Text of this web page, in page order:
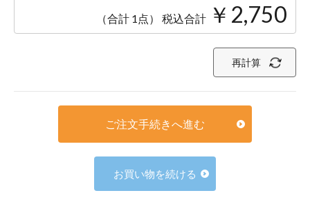
（合計 1点） 税込合計 ￥2,750
再計算
ご注文手続きへ進む
お買い物を続ける